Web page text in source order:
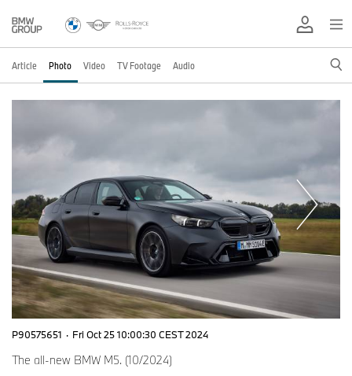
Article Photo Video TV Footage Audio
P90575651 · Fri Oct 25 10:00:30 CEST 2024
The all-new BMW M5. (10/2024)